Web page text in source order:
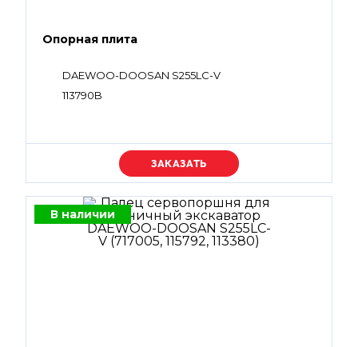
Опорная плита
DAEWOO-DOOSAN S255LC-V
113790B
Уточняйте цену
В наличии